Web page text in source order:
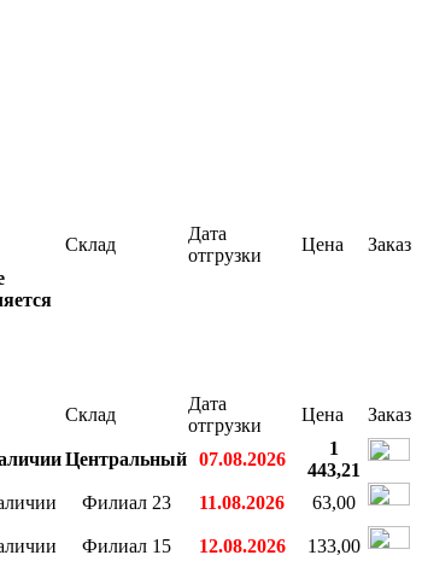
Склад
Дата
отгрузки
Цена Заказ
Склад
Дата
отгрузки
Цена Заказ
Центральный 07.08.2026
1
443,21
Филиал 23 11.08.2026 63,00
Филиал 15 12.08.2026 133,00